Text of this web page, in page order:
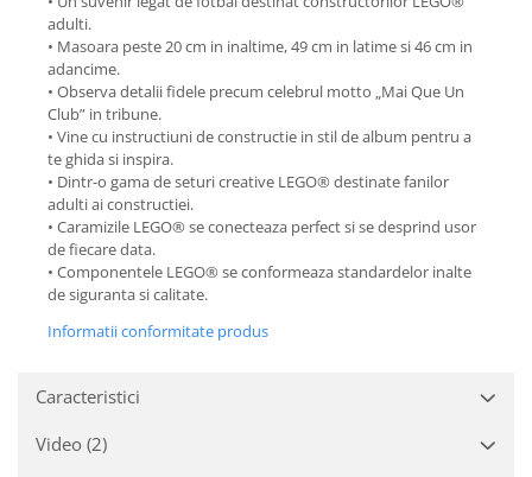
adulti.
• Masoara peste 20 cm in inaltime, 49 cm in latime si 46 cm in
adancime.
• Observa detalii fidele precum celebrul motto „Mai Que Un
Club” in tribune.
• Vine cu instructiuni de constructie in stil de album pentru a
te ghida si inspira.
• Dintr-o gama de seturi creative LEGO® destinate fanilor
adulti ai constructiei.
• Caramizile LEGO® se conecteaza perfect si se desprind usor
de fiecare data.
• Componentele LEGO® se conformeaza standardelor inalte
de siguranta si calitate.
Informatii conformitate produs
Caracteristici
Video (2)